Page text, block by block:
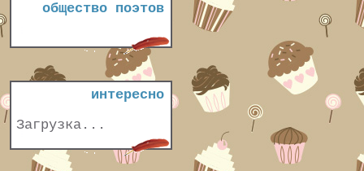
общество поэтов
интересно
Загрузка...